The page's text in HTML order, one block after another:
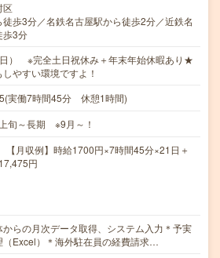
区
歩3分／名鉄名古屋駅から徒歩2分／近鉄名
歩3分
） ※完全土日祝休み＋年末年始休暇あり★
やすい環境ですよ！
実働7時間45分 休憩1時間)
旬～長期 ※9月～！
月収例】時給1700円×7時間45分×21日＋
円
からの月次データ取得、システム入力＊予実
（Excel）＊海外駐在員の経費請求…